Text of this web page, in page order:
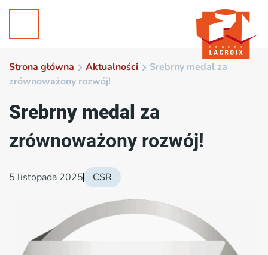
Strona główna Aktualności
Srebrny medal za
zrównoważony rozwój!
Srebrny medal za
zrównoważony rozwój!
5 listopada 2025 CSR